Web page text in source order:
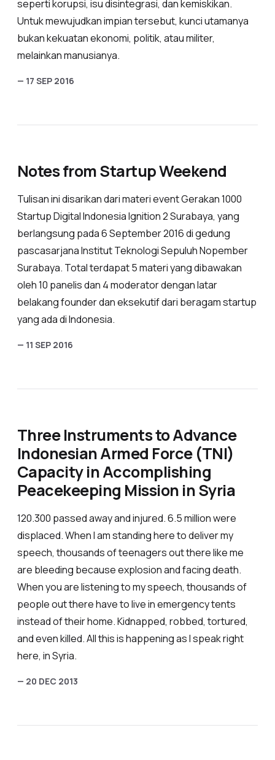
seperti korupsi, isu disintegrasi, dan kemiskikan.
Untuk mewujudkan impian tersebut, kunci utamanya
bukan kekuatan ekonomi, politik, atau militer,
melainkan manusianya.
— 17 SEP 2016
Notes from Startup Weekend
Tulisan ini disarikan dari materi event Gerakan 1000
Startup Digital Indonesia Ignition 2 Surabaya, yang
berlangsung pada 6 September 2016 di gedung
pascasarjana Institut Teknologi Sepuluh Nopember
Surabaya. Total terdapat 5 materi yang dibawakan
oleh 10 panelis dan 4 moderator dengan latar
belakang founder dan eksekutif dari beragam startup
yang ada di Indonesia.
— 11 SEP 2016
Three Instruments to Advance
Indonesian Armed Force (TNI)
Capacity in Accomplishing
Peacekeeping Mission in Syria
120.300 passed away and injured. 6.5 million were
displaced. When I am standing here to deliver my
speech, thousands of teenagers out there like me
are bleeding because explosion and facing death.
When you are listening to my speech, thousands of
people out there have to live in emergency tents
instead of their home. Kidnapped, robbed, tortured,
and even killed. All this is happening as I speak right
here, in Syria.
— 20 DEC 2013